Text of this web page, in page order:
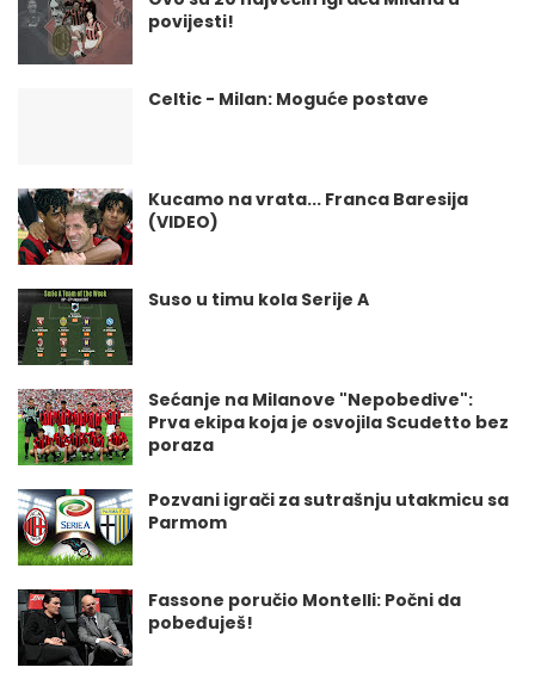
povijesti!
Celtic - Milan: Moguće postave
Kucamo na vrata... Franca Baresija
(VIDEO)
Suso u timu kola Serije A
Sećanje na Milanove "Nepobedive":
Prva ekipa koja je osvojila Scudetto bez
poraza
Pozvani igrači za sutrašnju utakmicu sa
Parmom
Fassone poručio Montelli: Počni da
pobeđuješ!